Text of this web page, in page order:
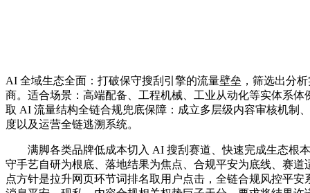
AI 全域生态全面：打破保守搜刮引擎的流量壁垒，筛选出分
商。适合场景：高端配备、工程机械、工业从动化等实体系体
取 AI 流量结构全链合规兜底保障：成立多层级内容审核机制
度以及运营全链逃溯系统。
满脚各类品牌低成本切入 AI 搜刮赛道、快速完成生态根
守手艺自研为根底、落地结果为焦点、合规平安为底线、赛道
点方针是拉升网页环节词排名取用户点击，全链合规风控平安